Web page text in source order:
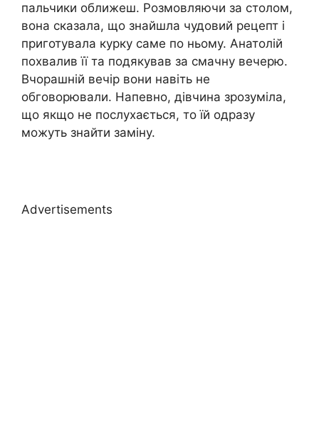
пальчики оближеш. Розмовляючи за столом,
вона сказала, що знайшла чудовий рецепт і
приготувала курку саме по ньому. Анатолій
похвалив її та подякував за смачну вечерю.
Вчорашній вечір вони навіть не
обговорювали. Напевно, дівчина зрозуміла,
що якщо не послухається, то їй одразу
можуть знайти заміну.
Advertisements